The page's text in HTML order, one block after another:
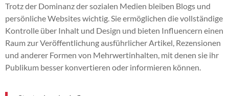
Trotz der Dominanz der sozialen Medien bleiben Blogs und
persönliche Websites wichtig. Sie ermöglichen die vollständige
Kontrolle über Inhalt und Design und bieten Influencern einen
Raum zur Veröffentlichung ausführlicher Artikel, Rezensionen
und anderer Formen von Mehrwertinhalten, mit denen sie ihr
Publikum besser konvertieren oder informieren können.